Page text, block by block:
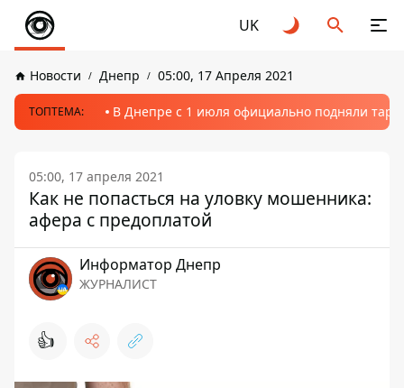
UK
Новости Днепр 05:00, 17 Апреля 2021
ТОПТЕМА: В Днепре с 1 июля официально подняли
05:00, 17 апреля 2021
Как не попасться на уловку мошенника:
афера с предоплатой
Информатор Днепр
ЖУРНАЛИСТ
👍